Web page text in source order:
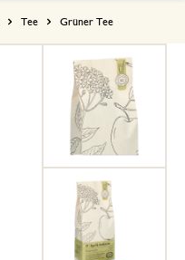
Tee Grüner Tee